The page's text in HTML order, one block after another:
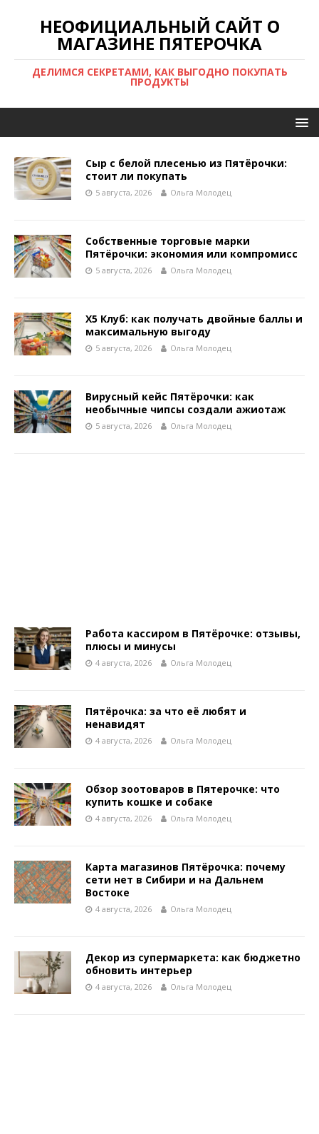
НЕОФИЦИАЛЬНЫЙ САЙТ О
МАГАЗИНЕ ПЯТЕРОЧКА
ДЕЛИМСЯ СЕКРЕТАМИ, КАК ВЫГОДНО ПОКУПАТЬ
ПРОДУКТЫ
Сыр с белой плесенью из Пятёрочки:
стоит ли покупать
5 августа, 2026 Ольга Молодец
Собственные торговые марки
Пятёрочки: экономия или компромисс
5 августа, 2026 Ольга Молодец
X5 Клуб: как получать двойные баллы и
максимальную выгоду
5 августа, 2026 Ольга Молодец
Вирусный кейс Пятёрочки: как
необычные чипсы создали ажиотаж
5 августа, 2026 Ольга Молодец
Работа кассиром в Пятёрочке: отзывы,
плюсы и минусы
4 августа, 2026 Ольга Молодец
Пятёрочка: за что её любят и
ненавидят
4 августа, 2026 Ольга Молодец
Обзор зоотоваров в Пятерочке: что
купить кошке и собаке
4 августа, 2026 Ольга Молодец
Карта магазинов Пятёрочка: почему
сети нет в Сибири и на Дальнем
Востоке
4 августа, 2026 Ольга Молодец
Декор из супермаркета: как бюджетно
обновить интерьер
4 августа, 2026 Ольга Молодец